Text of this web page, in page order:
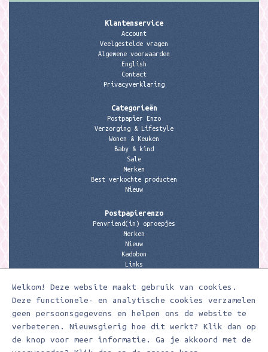
Welkom! Deze website maakt gebruik van cookies.
Deze functionele- en analytische cookies verzamelen
geen persoonsgegevens en helpen ons de website te
verbeteren. Nieuwsgierig hoe dit werkt? Klik dan op
de knop voor meer informatie. Ga je akkoord met de
Klantenservice
Account
Veelgestelde vragen
Algemene voorwaarden
English
Contact
Privacyverklaring
Categorieën
Postpapier Enzo
Verzorging & Lifestyle
Wonen & Keuken
Baby & kind
Sale
Merken
Best verkochte producten
Nieuw
Postpapierenzo
Penvriend(in) oproepjes
Merken
Nieuw
Kadobon
Links
Contactgegevens
Meerleuks
anita@meerleuks.nl
06 – 107 163 36
KVK nummer: 58807179
BTW nummer: 853190859B01